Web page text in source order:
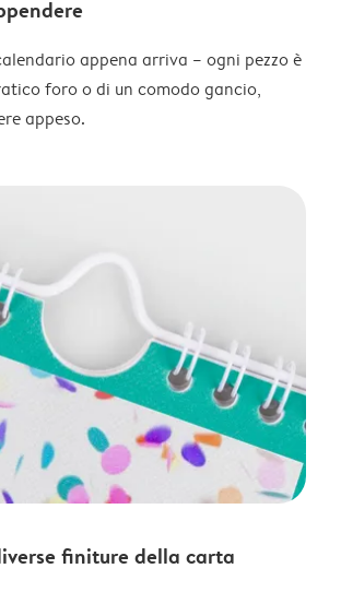
appena arriva – ogni pezzo è
foro o di un comodo gancio,
appeso.
finiture della carta